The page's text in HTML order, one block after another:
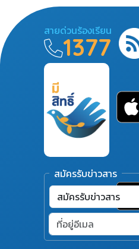
สายด่วนร้องเรียน
1377
สมัครรับข่าวสาร